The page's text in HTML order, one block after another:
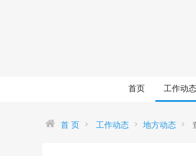
首页 工作动态
首 页 工作动态 地方动态